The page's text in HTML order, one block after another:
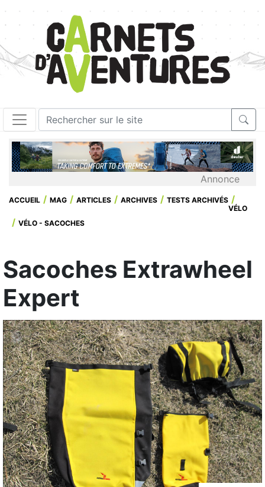
Annonce
ACCUEIL MAG ARTICLES ARCHIVES
TESTS ARCHIVÉS
VÉLO
VÉLO - SACOCHES
Sacoches Extrawheel
Expert